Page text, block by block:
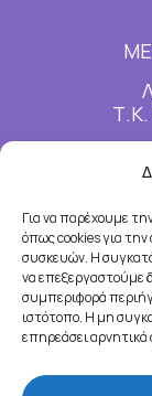
Για να παρέχουμε
όπως cookies για
συσκευών. Η
να επεξεργαστούμε
συμπεριφορά
ιστότοπο. Η μη
επηρεάσει αρνητικά
Τ.Κ.